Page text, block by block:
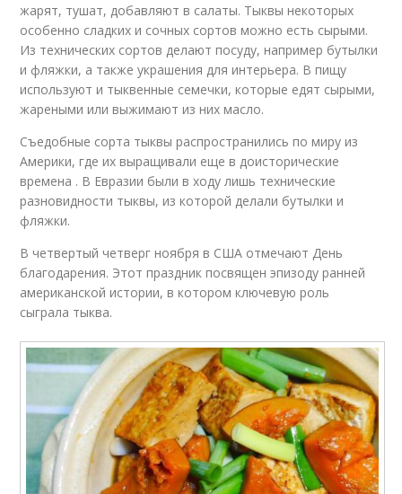
жарят, тушат, добавляют в салаты. Тыквы некоторых
особенно сладких и сочных сортов можно есть сырыми.
Из технических сортов делают посуду, например бутылки
и фляжки, а также украшения для интерьера. В пищу
используют и тыквенные семечки, которые едят сырыми,
жареными или выжимают из них масло.
Съедобные сорта тыквы распространились по миру из
Америки, где их выращивали еще в доисторические
времена . В Евразии были в ходу лишь технические
разновидности тыквы, из которой делали бутылки и
фляжки.
В четвертый четверг ноября в США отмечают День
благодарения. Этот праздник посвящен эпизоду ранней
американской истории, в котором ключевую роль
сыграла тыква.